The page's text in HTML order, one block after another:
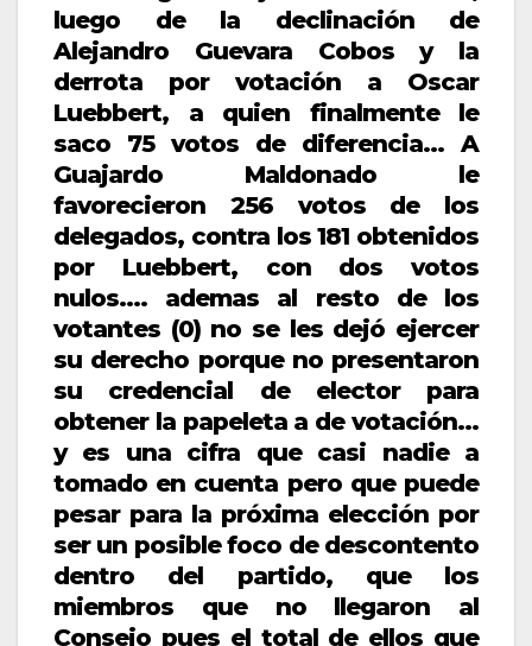
luego de la declinación de
Alejandro Guevara Cobos y la
derrota por votación a Oscar
Luebbert, a quien finalmente le
saco 75 votos de diferencia… A
Guajardo Maldonado le
favorecieron 256 votos de los
delegados, contra los 181 obtenidos
por Luebbert, con dos votos
nulos…. ademas al resto de los
votantes (0) no se les dejó ejercer
su derecho porque no presentaron
su credencial de elector para
obtener la papeleta a de votación…
y es una cifra que casi nadie a
tomado en cuenta pero que puede
pesar para la próxima elección por
ser un posible foco de descontento
dentro del partido, que los
miembros que no llegaron al
Consejo pues el total de ellos que